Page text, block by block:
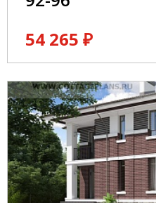
54 265 ₽